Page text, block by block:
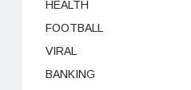
HEALTH
FOOTBALL
VIRAL
BANKING